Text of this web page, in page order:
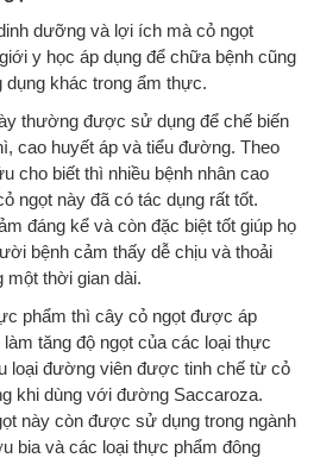
dưỡng và lợi ích mà cỏ ngọt
y học áp dụng để chữa bệnh cũng
khác trong ẩm thực.
thường được sử dụng để chế biến
cao huyết áp và tiểu đường. Theo
cho biết thì nhiều bệnh nhân cao
ngọt này đã có tác dụng rất tốt.
đáng kể và còn đặc biệt tốt giúp họ
bệnh cảm thấy dễ chịu và thoải
một thời gian dài.
phẩm thì cây cỏ ngọt được áp
tăng độ ngọt của các loại thực
loại đường viên được tinh chế từ cỏ
khi dùng với đường Saccaroza.
này còn được sử dụng trong ngành
bia và các loại thực phẩm đông